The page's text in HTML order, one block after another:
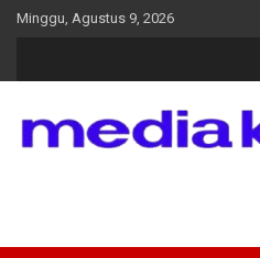
SkipMinggu, Agustus 9, 2026